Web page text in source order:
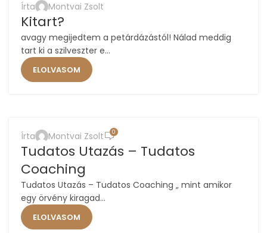
08
JAN
Írta Montvai Zsolt
Kitart?
avagy megijedtem a petárdázástól! Nálad meddig
tart ki a szilveszter e...
ELOLVASOM
23
Írta Montvai Zsolt 0
Tudatos Utazás – Tudatos
Coaching
Tudatos Utazás – Tudatos Coaching „ mint amikor
egy örvény kiragad...
ELOLVASOM